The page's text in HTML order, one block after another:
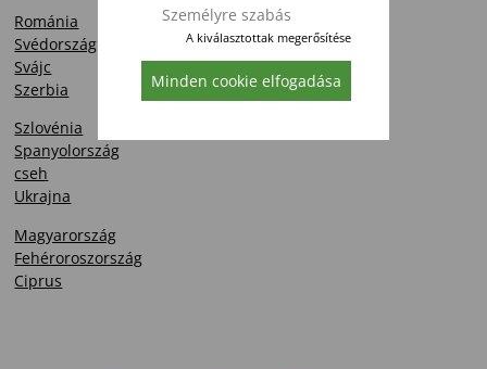
Személyre szabás
A kiválasztottak megerősítése
Minden cookie elfogadása
Románia
Svédország
Svájc
Szerbia
Szlovénia
Spanyolország
cseh
Ukrajna
Magyarország
Fehéroroszország
Ciprus